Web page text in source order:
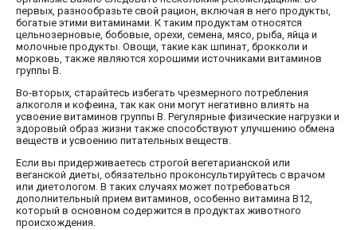
первых, разнообразьте свой рацион, включая в него продукты,
богатые этими витаминами. К таким продуктам относятся
цельнозерновые, бобовые, орехи, семена, мясо, рыба, яйца и
молочные продукты. Овощи, такие как шпинат, брокколи и
морковь, также являются хорошими источниками витаминов
группы В.
Во-вторых, старайтесь избегать чрезмерного потребления
алкоголя и кофеина, так как они могут негативно влиять на
усвоение витаминов группы В. Регулярные физические нагрузки и
здоровый образ жизни также способствуют улучшению обмена
веществ и усвоению питательных веществ.
Если вы придерживаетесь строгой вегетарианской или
веганской диеты, обязательно проконсультируйтесь с врачом
или диетологом. В таких случаях может потребоваться
дополнительный прием витаминов, особенно витамина В12,
который в основном содержится в продуктах животного
происхождения.